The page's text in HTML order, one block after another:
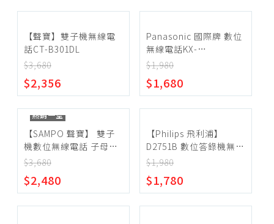
【聲寶】雙子機無線電
話CT-B301DL
$3,680
$2,356
Panasonic 國際牌 數位
無線電話KX-
TGU110TWB
$1,980
$1,680
熱銷一空
【SAMPO 聲寶】 雙子
機數位無線電話 子母電
話機 CT-B301DL
$3,680
$2,480
【Philips 飛利浦】
D2751B 數位答錄機無線
電話
$1,980
$1,780